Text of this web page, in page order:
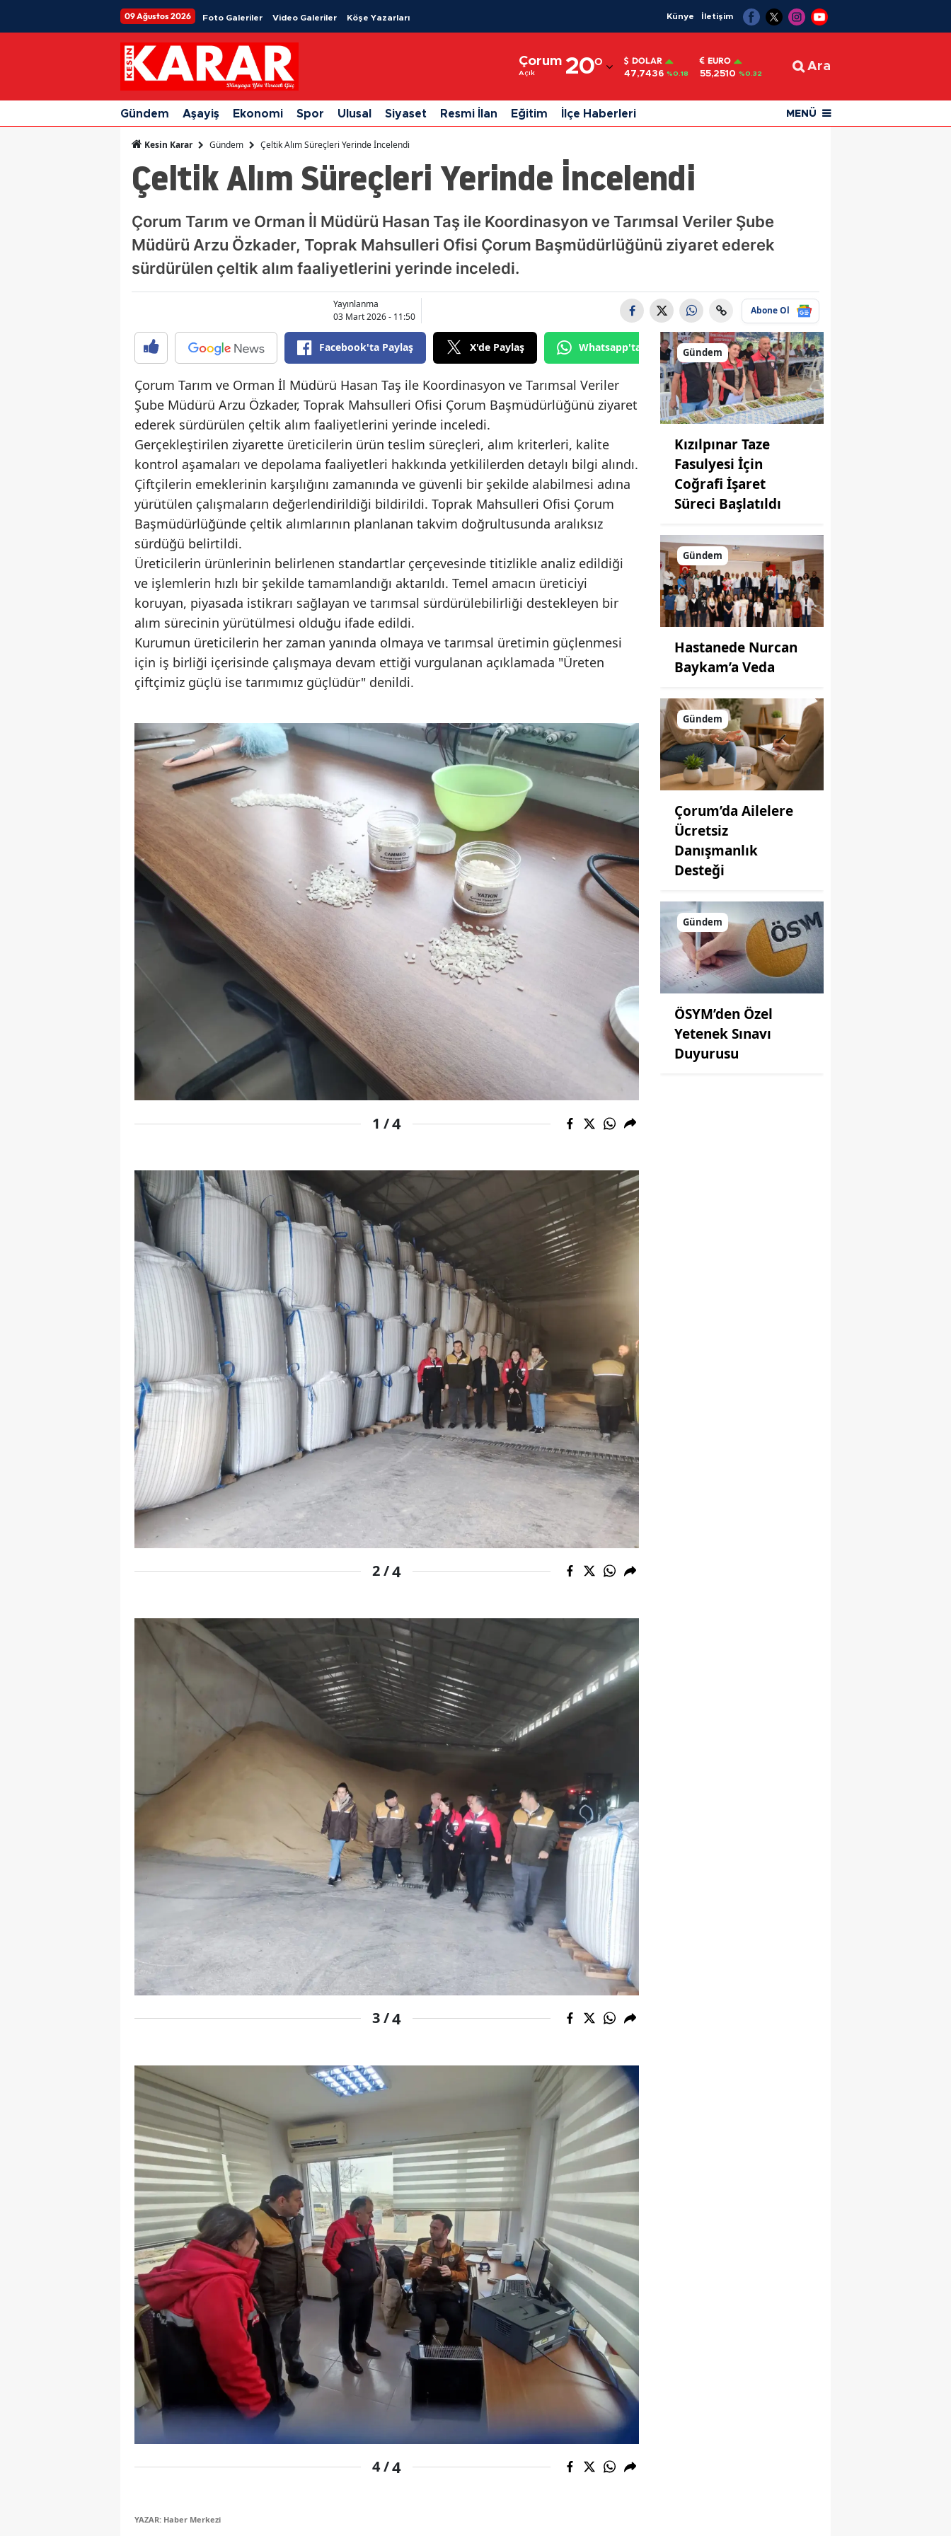
09 Ağustos 2026 Foto Galeriler Video Galeriler Köşe Yazarları Künye İletişim
Çorum
Açık 20°
Adıyaman
Afyonkarahisar
Ağrı
Amasya
Ankara
Antalya
Artvin
Bilecik
Bingöl
Bitlis
Burdur
Bursa
Çanakkale
Çorum
Edirne
Erzurum
Eskişehir
Gaziantep
Giresun
Gümüşhane
Kırşehir
Kocaeli
Konya
Kütahya
Kahramanmaraş
Mardin
Muğla
Muş
Nevşehir
Niğde
Ordu
Rize
Sakarya
Sivas
Tekirdağ
Trabzon
Tunceli
Şanlıurfa
Uşak
Van
Yozgat
Zonguldak
Bayburt
Kırıkkale
Batman
Şırnak
Bartın
Ardahan
Iğdır
Yalova
Karabük
Kilis
Osmaniye
Düzce
DOLAR
47,7436 %0.18
EURO
55,2510 %0.32
Ara
Gündem Aşayiş Ekonomi Spor Ulusal Siyaset Resmi İlan Eğitim İlçe Haberleri MENÜ
Kesin Karar Gündem Çeltik Alım Süreçleri Yerinde İncelendi
Çeltik Alım Süreçleri Yerinde İncelendi
Çorum Tarım ve Orman İl Müdürü Hasan Taş ile Koordinasyon ve Tarımsal Veriler Şube
Müdürü Arzu Özkader, Toprak Mahsulleri Ofisi Çorum Başmüdürlüğünü ziyaret ederek
sürdürülen çeltik alım faaliyetlerini yerinde inceledi.
Yayınlanma
03 Mart 2026 - 11:50
Abone Ol
Facebook'ta Paylaş X'de Paylaş Whatsapp'tan Gönder
Çorum Tarım ve Orman İl Müdürü Hasan Taş ile Koordinasyon ve Tarımsal Veriler
Şube Müdürü Arzu Özkader, Toprak Mahsulleri Ofisi Çorum Başmüdürlüğünü ziyaret
ederek sürdürülen çeltik alım faaliyetlerini yerinde inceledi.
Gerçekleştirilen ziyarette üreticilerin ürün teslim süreçleri, alım kriterleri, kalite
kontrol aşamaları ve depolama faaliyetleri hakkında yetkililerden detaylı bilgi alındı.
Çiftçilerin emeklerinin karşılığını zamanında ve güvenli bir şekilde alabilmesi adına
yürütülen çalışmaların değerlendirildiği bildirildi. Toprak Mahsulleri Ofisi Çorum
Başmüdürlüğünde çeltik alımlarının planlanan takvim doğrultusunda aralıksız
sürdüğü belirtildi.
Üreticilerin ürünlerinin belirlenen standartlar çerçevesinde titizlikle analiz edildiği
ve işlemlerin hızlı bir şekilde tamamlandığı aktarıldı. Temel amacın üreticiyi
koruyan, piyasada istikrarı sağlayan ve tarımsal sürdürülebilirliği destekleyen bir
alım sürecinin yürütülmesi olduğu ifade edildi.
Kurumun üreticilerin her zaman yanında olmaya ve tarımsal üretimin güçlenmesi
için iş birliği içerisinde çalışmaya devam ettiği vurgulanan açıklamada "Üreten
çiftçimiz güçlü ise tarımımız güçlüdür" denildi.
1 /4
2 /4
3 /4
4 /4
YAZAR: Haber Merkezi
Gündem
Kızılpınar Taze
Fasulyesi İçin
Coğrafi İşaret
Süreci Başlatıldı
Gündem
Hastanede Nurcan
Baykam’a Veda
Gündem
Çorum’da Ailelere
Ücretsiz
Danışmanlık
Desteği
Gündem
ÖSYM’den Özel
Yetenek Sınavı
Duyurusu